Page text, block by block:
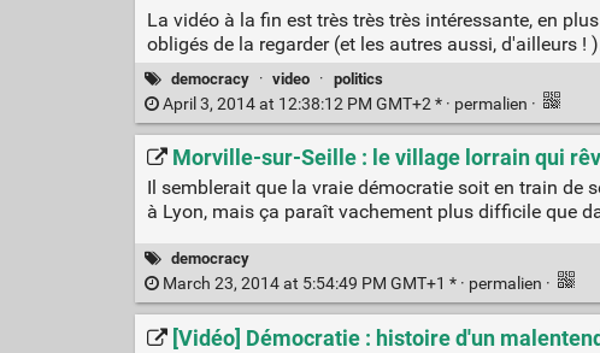
La vidéo à la fin est très très très intéressante, en
obligés de la regarder (et les autres aussi, d'ailleurs !
democracy · video · politics
April 3, 2014 at 12:38:12 PM GMT+2 * · permalien ·
Morville-sur-Seille : le village lorrain qui
Il semblerait que la vraie démocratie soit en train de
à Lyon, mais ça paraît vachement plus difficile que
democracy
March 23, 2014 at 5:54:49 PM GMT+1 * · permalien ·
[Vidéo] Démocratie : histoire d'un